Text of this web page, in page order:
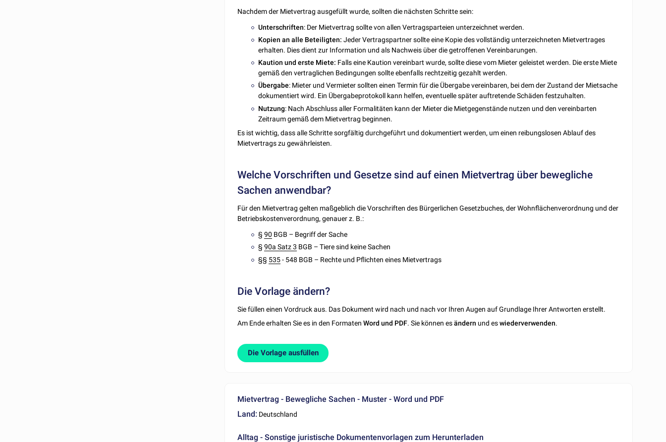
Nachdem der Mietvertrag ausgefüllt wurde, sollten die nächsten Schritte sein:
Unterschriften: Der Mietvertrag sollte von allen Vertragsparteien unterzeichnet werden.
Kopien an alle Beteiligten: Jeder Vertragspartner sollte eine Kopie des vollständig unterzeichneten Mietvertrages
erhalten. Dies dient zur Information und als Nachweis über die getroffenen Vereinbarungen.
Kaution und erste Miete: Falls eine Kaution vereinbart wurde, sollte diese vom Mieter geleistet werden. Die erste Miete
gemäß den vertraglichen Bedingungen sollte ebenfalls rechtzeitig gezahlt werden.
Übergabe: Mieter und Vermieter sollten einen Termin für die Übergabe vereinbaren, bei dem der Zustand der Mietsache
dokumentiert wird. Ein Übergabeprotokoll kann helfen, eventuelle später auftretende Schäden festzuhalten.
Nutzung: Nach Abschluss aller Formalitäten kann der Mieter die Mietgegenstände nutzen und den vereinbarten
Zeitraum gemäß dem Mietvertrag beginnen.
Es ist wichtig, dass alle Schritte sorgfältig durchgeführt und dokumentiert werden, um einen reibungslosen Ablauf des
Mietvertrags zu gewährleisten.
Welche Vorschriften und​​ Gesetze sind auf einen Mietvertrag über bewegliche
Sachen anwendbar?
Für den Mietvertrag gelten maßgeblich die Vorschriften des Bürgerlichen Gesetzbuches, der Wohnflächenverordnung und der
Betriebskostenverordnung, genauer z. B.:
§90 BGB – Begriff der Sache
§90a Satz 3 BGB – Tiere sind keine Sachen
§§ 535- 548 BGB – Rechte und Pflichten eines Mietvertrags
Die Vorlage ändern?
Sie füllen einen Vordruck aus. Das Dokument wird nach und nach vor Ihren Augen auf Grundlage Ihrer Antworten erstellt.
Am Ende erhalten Sie es in den FormatenWord und PDF. Sie können esändern und eswiederverwenden.
Die Vorlage ausfüllen
Mietvertrag - Bewegliche Sachen - Muster - Word und PDF
Land: Deutschland
Alltag - Sonstige juristische Dokumentenvorlagen zum Herunterladen